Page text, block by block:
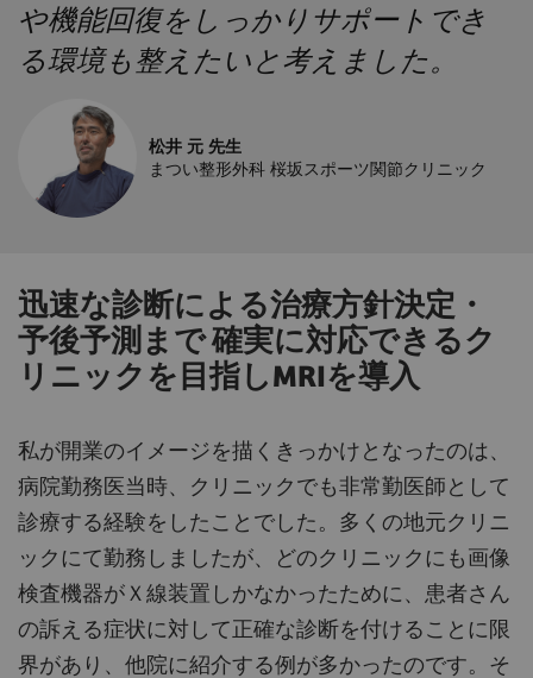
や機能回復をしっかりサポートでき
る環境も整えたいと考えました。
松井 元 先生
まつい整形外科 桜坂スポーツ関節クリニック
迅速な診断による治療方針決定・
予後予測まで 確実に対応できるク
リニックを目指しMRIを導入
私が開業のイメージを描くきっかけとなったのは、
病院勤務医当時、クリニックでも非常勤医師として
診療する経験をしたことでした。多くの地元クリニ
ックにて勤務しましたが、どのクリニックにも画像
検査機器がＸ線装置しかなかったために、患者さん
の訴える症状に対して正確な診断を付けることに限
界があり、他院に紹介する例が多かったのです。そ